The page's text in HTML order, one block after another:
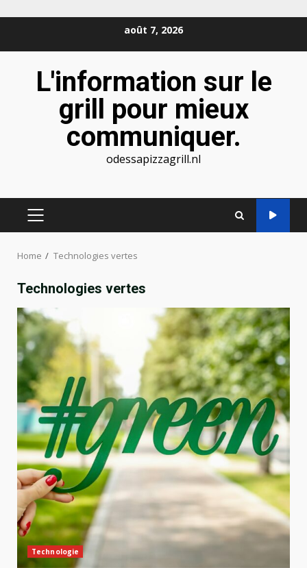
août 7, 2026
L'information sur le
grill pour mieux
communiquer.
odessapizzagrill.nl
PRIMARY
Home Technologies vertes
Technologies vertes
Technologie